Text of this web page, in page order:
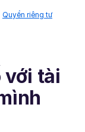
Quyền riêng tư
với tài